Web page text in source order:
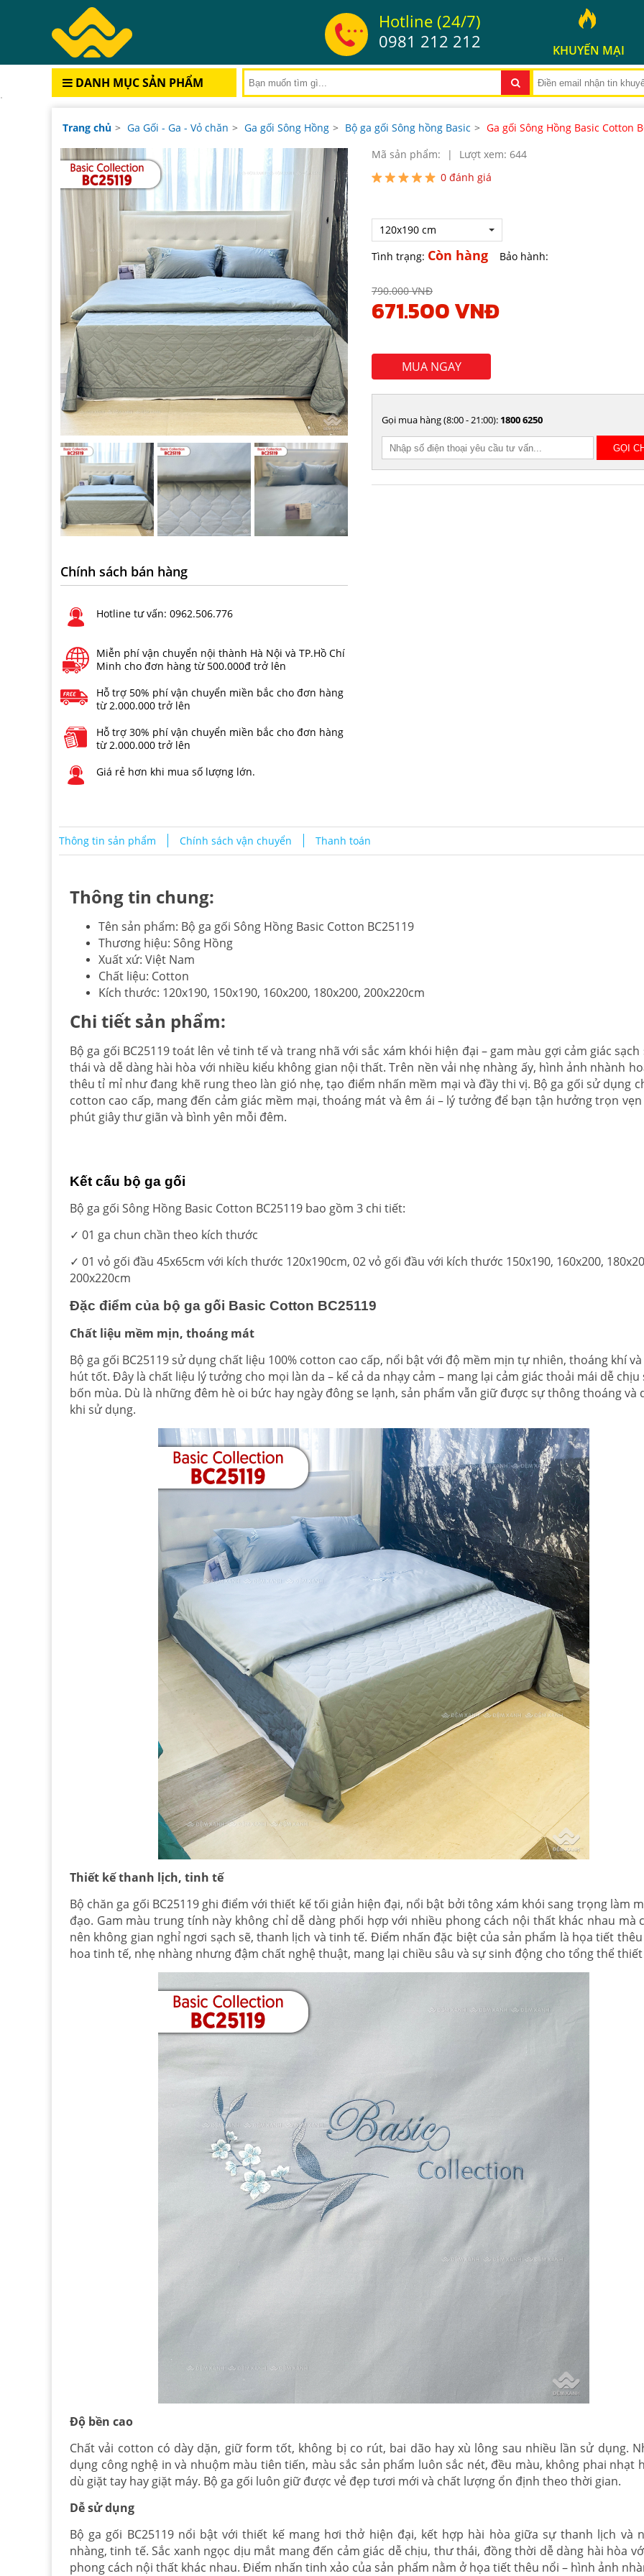
Hotline (24/7)
0981 212 212
KHUYẾN MẠI
DANH MỤC SẢN PHẨM
Trang chủ > Ga Gối - Ga - Vỏ chăn > Ga gối Sông Hồng > Bộ ga gối Sông hồng Basic > Ga gối Sông Hồng Basic Cotton
Chính sách bán hàng
Hotline tư vấn: 0962.506.776
Miễn phí vận chuyển nội thành Hà Nội và TP.Hồ Chí
Minh cho đơn hàng từ 500.000đ trở lên
Hỗ trợ 50% phí vận chuyển miền bắc cho đơn hàng
từ 2.000.000 trở lên
Hỗ trợ 30% phí vận chuyển miền bắc cho đơn hàng
từ 2.000.000 trở lên
Giá rẻ hơn khi mua số lượng lớn.
Mã sản phẩm: |
Lượt xem: 644
0 đánh giá
120x190 cm
Tình trạng: Còn hàng Bảo hành:
790.000 VNĐ
671.500 VNĐ
MUA NGAY
Gọi mua hàng (8:00 - 21:00): 1800 6250
Thông tin sản phẩm Chính sách vận chuyển Thanh toán
Thông tin chung:
Tên sản phẩm: Bộ ga gối Sông Hồng Basic Cotton BC25119
Thương hiệu: Sông Hồng
Xuất xứ: Việt Nam
Chất liệu: Cotton
Kích thước: 120x190, 150x190, 160x200, 180x200, 200x220cm
Chi tiết sản phẩm:
Bộ ga gối BC25119 toát lên vẻ tinh tế và trang nhã với sắc xám khói hiện đại – gam màu gợi cảm giác
thái và dễ dàng hài hòa với nhiều kiểu không gian nội thất. Trên nền vải nhẹ nhàng ấy, hình ảnh nhành
thêu tỉ mỉ như đang khẽ rung theo làn gió nhẹ, tạo điểm nhấn mềm mại và đầy thi vị. Bộ ga gối sử dụng
cotton cao cấp, mang đến cảm giác mềm mại, thoáng mát và êm ái – lý tưởng để bạn tận hưởng trọn
phút giây thư giãn và bình yên mỗi đêm.
Kết cấu bộ ga gối
Bộ ga gối Sông Hồng Basic Cotton BC25119 bao gồm 3 chi tiết:
✓ 01 ga chun chần theo kích thước
✓ 01 vỏ gối đầu 45x65cm với kích thước 120x190cm, 02 vỏ gối đầu với kích thước 150x190, 160x200,
200x220cm
Đặc điểm của bộ ga gối Basic Cotton BC25119
Chất liệu mềm mịn, thoáng mát
Bộ ga gối BC25119 sử dụng chất liệu 100% cotton cao cấp, nổi bật với độ mềm mịn tự nhiên, thoáng khí
hút tốt. Đây là chất liệu lý tưởng cho mọi làn da – kể cả da nhạy cảm – mang lại cảm giác thoải mái dễ chịu
bốn mùa. Dù là những đêm hè oi bức hay ngày đông se lạnh, sản phẩm vẫn giữ được sự thông thoáng và
khi sử dụng.
Thiết kế thanh lịch, tinh tế
Bộ chăn ga gối BC25119 ghi điểm với thiết kế tối giản hiện đại, nổi bật bởi tông xám khói sang trọng làm
đạo. Gam màu trung tính này không chỉ dễ dàng phối hợp với nhiều phong cách nội thất khác nhau mà
nên không gian nghỉ ngơi sạch sẽ, thanh lịch và tinh tế. Điểm nhấn đặc biệt của sản phẩm là họa tiết
hoa tinh tế, nhẹ nhàng nhưng đậm chất nghệ thuật, mang lại chiều sâu và sự sinh động cho tổng thể thiết
Độ bền cao
Chất vải cotton có dày dặn, giữ form tốt, không bị co rút, bai dão hay xù lông sau nhiều lần sử dụng.
dụng công nghệ in và nhuộm màu tiên tiến, màu sắc sản phẩm luôn sắc nét, đều màu, không phai nhạt
dù giặt tay hay giặt máy. Bộ ga gối luôn giữ được vẻ đẹp tươi mới và chất lượng ổn định theo thời gian.
Dễ sử dụng
Bộ ga gối BC25119 nổi bật với thiết kế mang hơi thở hiện đại, kết hợp hài hòa giữa sự thanh lịch và
nhàng, tinh tế. Sắc xanh ngọc dịu mắt mang đến cảm giác dễ chịu, thư thái, đồng thời dễ dàng hài hòa
phong cách nội thất khác nhau. Điểm nhấn tinh xảo của sản phẩm nằm ở họa tiết thêu nổi – hình ảnh